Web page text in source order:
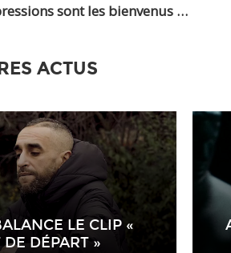
sont les bienvenus …
ACTUS
LE CLIP «
DE DÉPART »